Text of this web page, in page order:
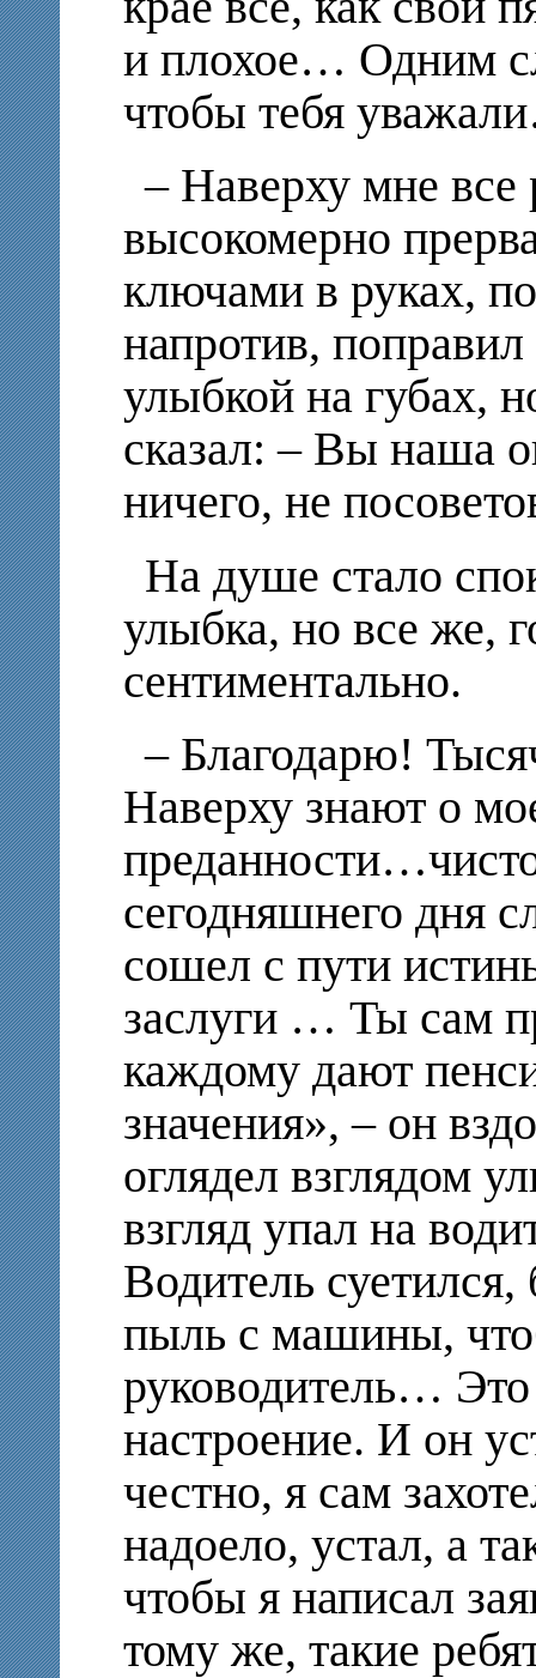
и плохое… Одним
чтобы тебя
– Наверху мне все
высокомерно
ключами в руках,
напротив,
улыбкой на губах,
сказал: – Вы наша
ничего, не
На душе стало
улыбка, но все же,
сентиментально.
– Благодарю!
Наверху знают о
сегодняшнего дня
сошел с пути
заслуги … Ты сам
каждому дают
значения», – он
оглядел взглядом
взгляд упал на
Водитель
пыль с машины,
руководитель…
настроение. И он
честно, я сам
надоело, устал, а
чтобы я написал
тому же, такие